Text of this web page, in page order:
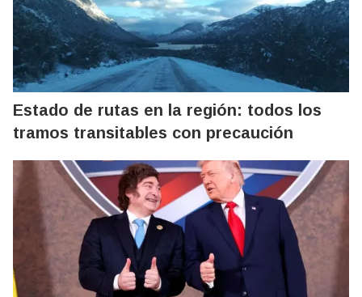
Estado de rutas en la región: todos los
tramos transitables con precaución